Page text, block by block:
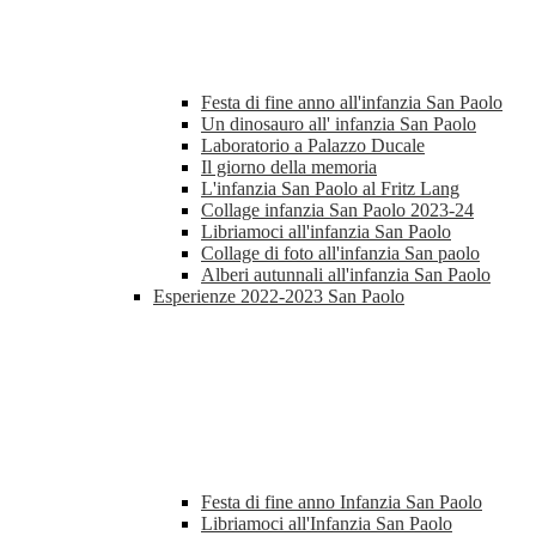
Festa di fine anno all'infanzia San Paolo
Un dinosauro all' infanzia San Paolo
Laboratorio a Palazzo Ducale
Il giorno della memoria
L'infanzia San Paolo al Fritz Lang
Collage infanzia San Paolo 2023-24
Libriamoci all'infanzia San Paolo
Collage di foto all'infanzia San paolo
Alberi autunnali all'infanzia San Paolo
Esperienze 2022-2023 San Paolo
Festa di fine anno Infanzia San Paolo
Libriamoci all'Infanzia San Paolo